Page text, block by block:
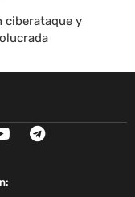
ciberataque y
de Barcelona es
,Security Breaches
Y
o
T